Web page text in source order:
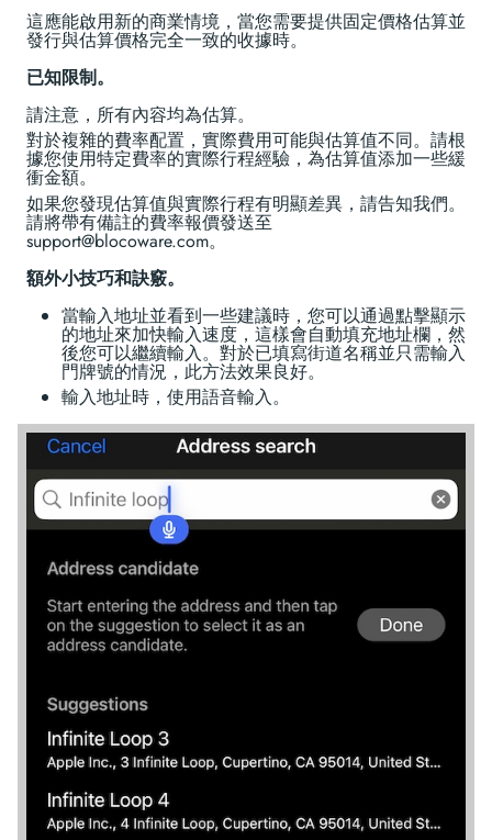
這應能啟用新的商業情境，當您需要提供固定價格估算並
發行與估算價格完全一致的收據時。
已知限制。
請注意，所有內容均為估算。
對於複雜的費率配置，實際費用可能與估算值不同。請根
據您使用特定費率的實際行程經驗，為估算值添加一些緩
衝金額。
如果您發現估算值與實際行程有明顯差異，請告知我們。
請將帶有備註的費率報價發送至
support@blocoware.com。
額外小技巧和訣竅。
當輸入地址並看到一些建議時，您可以通過點擊顯示
的地址來加快輸入速度，這樣會自動填充地址欄，然
後您可以繼續輸入。對於已填寫街道名稱並只需輸入
門牌號的情況，此方法效果良好。
輸入地址時，使用語音輸入。